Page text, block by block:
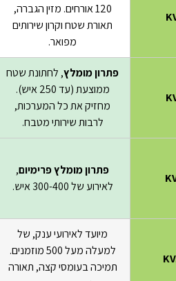
120 אורחים. מזין הגברה,
תאורת שטח וקרון שירותים
מפואר.
פתרון מומלץ, לחתונת שטח
ממוצעת(עד 250 איש)
.
מחזיק את כל המערכות,
לרבות שירותי מטבח.
פתרון מומלץ פרימיום,
לאירוע של 300-400 איש.
מיועד לאירועי ענק, של
למעלה מעל 500 מוזמנים.
תמיכה בעומסי קצה, תאורה